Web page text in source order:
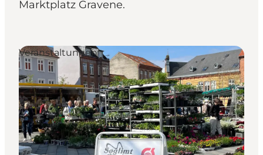
Marktplatz Gravene.
Veranstaltungen